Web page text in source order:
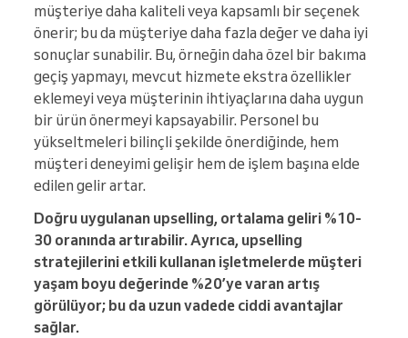
müşteriye daha kaliteli veya kapsamlı bir seçenek
önerir; bu da müşteriye daha fazla değer ve daha iyi
sonuçlar sunabilir. Bu, örneğin daha özel bir bakıma
geçiş yapmayı, mevcut hizmete ekstra özellikler
eklemeyi veya müşterinin ihtiyaçlarına daha uygun
bir ürün önermeyi kapsayabilir. Personel bu
yükseltmeleri bilinçli şekilde önerdiğinde, hem
müşteri deneyimi gelişir hem de işlem başına elde
edilen gelir artar.
Doğru uygulanan upselling, ortalama geliri %10-
30 oranında artırabilir. Ayrıca, upselling
stratejilerini etkili kullanan işletmelerde müşteri
yaşam boyu değerinde %20’ye varan artış
görülüyor; bu da uzun vadede ciddi avantajlar
sağlar.